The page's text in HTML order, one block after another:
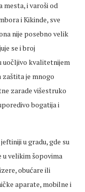
mesta, i varoši od
i Kikinde, sve
nije posebno velik
se i broj
uočljivo kvalitetnijem
zaštita je mnogo
zarade višestruko
bogatija i
u gradu, gde su
u velikim šopovima
obućare ili
aparate, mobilne i